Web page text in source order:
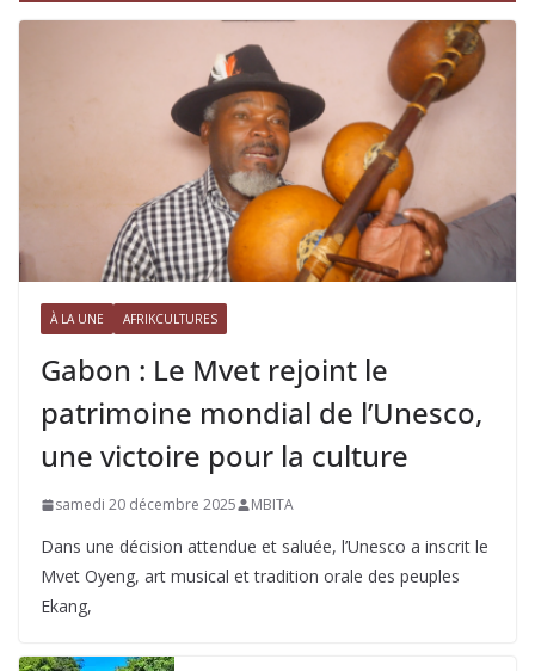
À LA UNE AFRIKCULTURES
Gabon : Le Mvet rejoint le
patrimoine mondial de l’Unesco,
une victoire pour la culture
samedi 20 décembre 2025 MBITA
Dans une décision attendue et saluée, l’Unesco a inscrit le
Mvet Oyeng, art musical et tradition orale des peuples
Ekang,